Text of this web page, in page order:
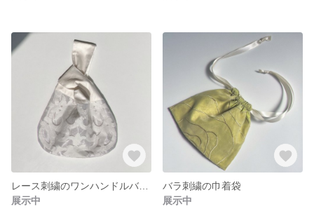
レース刺繍のワンハンドルバッグ
展示中
バラ刺繍の巾着袋
展示中